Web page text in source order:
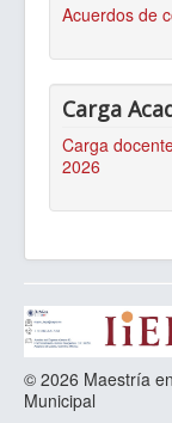
Acuerdos de
Carga
Carga
2026
© 2026 Maestría
Municipal